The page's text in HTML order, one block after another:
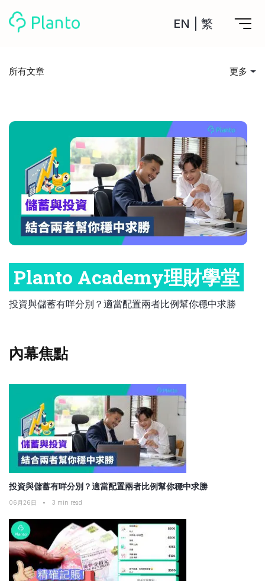
EN 繁
Planto功能
全功能記賬
管理MPF戶口
一次過管理所有強積金戶口
申請清卡數/私人貸款
CreFIT x Planto推廣優惠
私人貸款
年利率/APR/年息比較
投資戶口 (美股)
比較最抵美股投資戶口
投資戶口 (港股)
比較最抵港股投資戶口
投資加密貨幣
比較最抵Crypto交易所
月供股票計劃
定期存款
比較定存利率
信用卡
比較各種最優惠信用卡
Academy
Marketplace
手機App與理財資訊
企業服務
所有文章 更多
儲錢貼士
消費娛樂
借貸須知
職場理財
跨境理財
中小企與創業
Planto Academy理財學堂
投資與儲蓄有咩分別？適當配置兩者比例幫你穩中求勝
內幕焦點
投資與儲蓄有咩分別？適當配置兩者比例幫你穩中求勝
06月26日 • 3 min read